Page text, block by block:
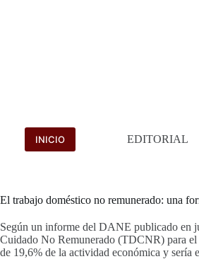
INICIO EDITORIAL
El trabajo doméstico no remunerado: una
Según un informe del DANE publicado en
Cuidado No Remunerado (TDCNR) para
de 19,6% de la actividad económica y sería